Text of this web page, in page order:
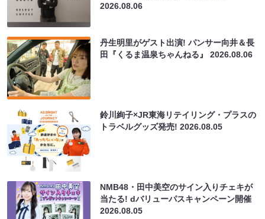
2026.08.06
丹生明里がゲスト出演! パンサー向井＆長
田『くるま温泉ちゃんねる』2026.08.06
鈴川絢子×JR東海リテイリング・プラスの
トラベルグッズ発売!2026.08.05
NMB48・田中美空のサイン入りチェキが
当たる! dバリューパスキャンペーン開催
2026.08.05